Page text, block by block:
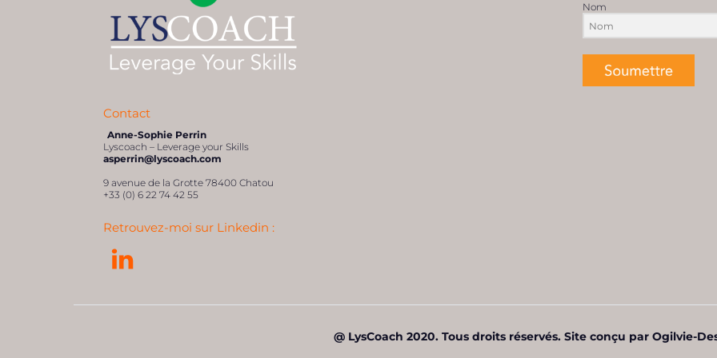
Nom
Contact
Anne-Sophie Perrin
Lyscoach – Leverage your Skills
asperrin@lyscoach.com
9 avenue de la Grotte 78400 Chatou
+33 (0) 6 22 74 42 55
Retrouvez-moi sur Linkedin :
@ LysCoach 2020. Tous droits réservés. Site conçu par Ogilvie-